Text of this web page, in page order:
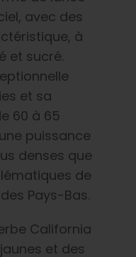
avec des
à
et sucré.
et sa
60 à 65
puissance
denses que
de
Pays-Bas.